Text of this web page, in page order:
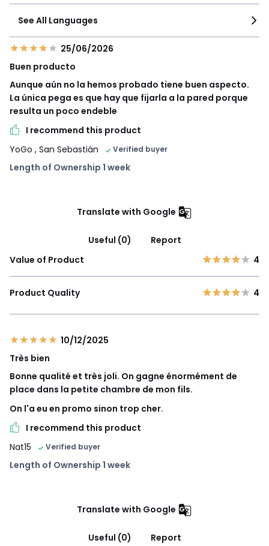
See All Languages
25/06/2026
Buen producto
Aunque aún no la hemos probado tiene buen aspecto.
La única pega es que hay que fijarla a la pared porque
resulta un poco endeble
I recommend this product
YoGo , San Sebastián Verified buyer
Length of Ownership 1 week
Translate with Google
Useful (0)
Report
Value of Product
4
Product Quality 4
10/12/2025
Très bien
Bonne qualité et très joli. On gagne énormément de
place dans la petite chambre de mon fils.
On l'a eu en promo sinon trop cher.
I recommend this product
Nat15
Verified buyer
Length of Ownership 1 week
Translate with Google
Useful (0)
Report